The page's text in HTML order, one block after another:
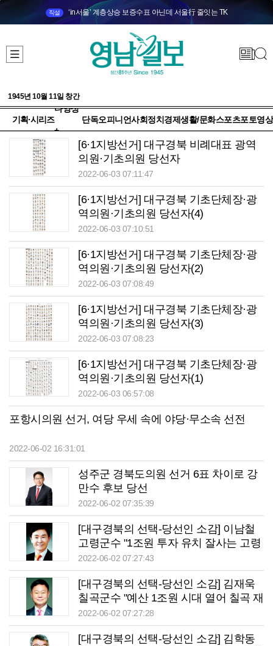
직설 ‘in서울’ 계층상승 보증수표 아닌데 서울行 줄잇는 TK
1945년 10월 11일 창간
기획·시리즈
다양성
+
단독오피니언사회정치 경제생활/문화스포츠포토영상
[6·1지방선거] 대구경북 비례대표 광역
의원·기초의원 당선자
2022-06-03 07:11:47
[6·1지방선거] 대구경북 기초단체장·광
역의원·기초의원 당선자(4)
2022-06-03 07:10:51
[6·1지방선거] 대구경북 기초단체장·광
역의원·기초의원 당선자(2)
2022-06-03 07:08:49
[6·1지방선거] 대구경북 기초단체장·광
역의원·기초의원 당선자(3)
2022-06-03 07:08:23
[6·1지방선거] 대구경북 기초단체장·광
역의원·기초의원 당선자(1)
2022-06-03 06:57:08
포항시의원 선거, 여당 우세 속에 야당·무소속 선전
2022-06-02 16:31:01
성주군 경북도의원 선거 6표 차이로 강
만수 후보 당선
2022-06-02 07:35:39
[대구경북의 선택-당선인 소감] 이남철
고령군수 "1조원 투자 유치 잘사는 고령
구현 최선"
2022-06-02 07:27:43
[대구경북의 선택-당선인 소감] 김재욱
칠곡군수 "예산 1조원 시대 열어 칠곡 재
도약 노력"
2022-06-02 07:27:28
[대구경북의 선택-당선인 소감] 김학동